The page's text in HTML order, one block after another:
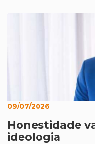
09/07/2026
Honestidade
ideologia